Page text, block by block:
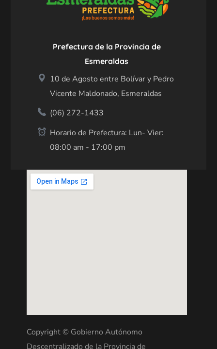
Prefectura de la Provincia de
Esmeraldas
10 de Agosto entre Bolívar y Pedro
Vicente Maldonado, Esmeraldas
(06) 272-1433
Horario de Prefectura: Lun- Vier:
08:00 am - 17:00 pm
Copyright © Gobierno Autónomo
Descentralizado de la Provincia de